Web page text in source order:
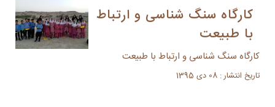
کارگاه سنگ شناسی و ارتباط
با طبیعت
کارگاه سنگ شناسی و ارتباط با طبیعت
تاریخ انتشار : 08 دی 1395